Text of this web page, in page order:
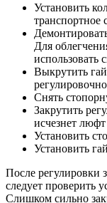
Установить
транспортное
Для
использовать
Выкрутить
Снять
Закрутить
исчезнет
Установить
Установить
После регулировки
следует проверить
Слишком сильно